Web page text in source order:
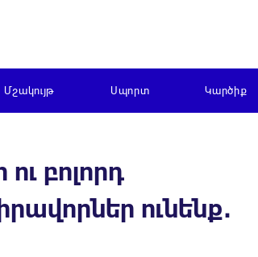
Մշակույթ Սպորտ Կարծիք
բոլորդ
ունենք․